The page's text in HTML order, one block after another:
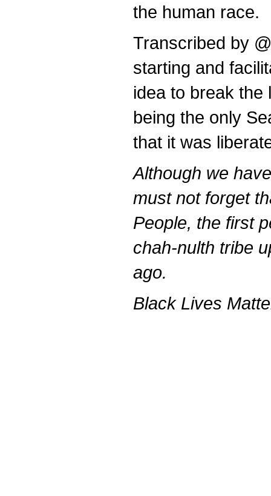
the human race.
Transcribed by
starting and
idea to break the
being the only
that it was
Although we
must not forget
People, the first
chah-nulth tribe
ago.
Black Lives